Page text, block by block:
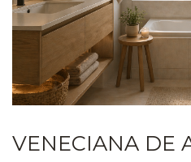
VENECIANA DE